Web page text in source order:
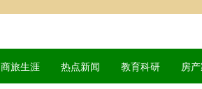
商旅生涯 热点新闻 教育科研 房